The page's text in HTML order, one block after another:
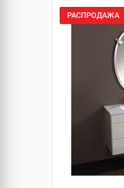
РАСПРОДАЖА